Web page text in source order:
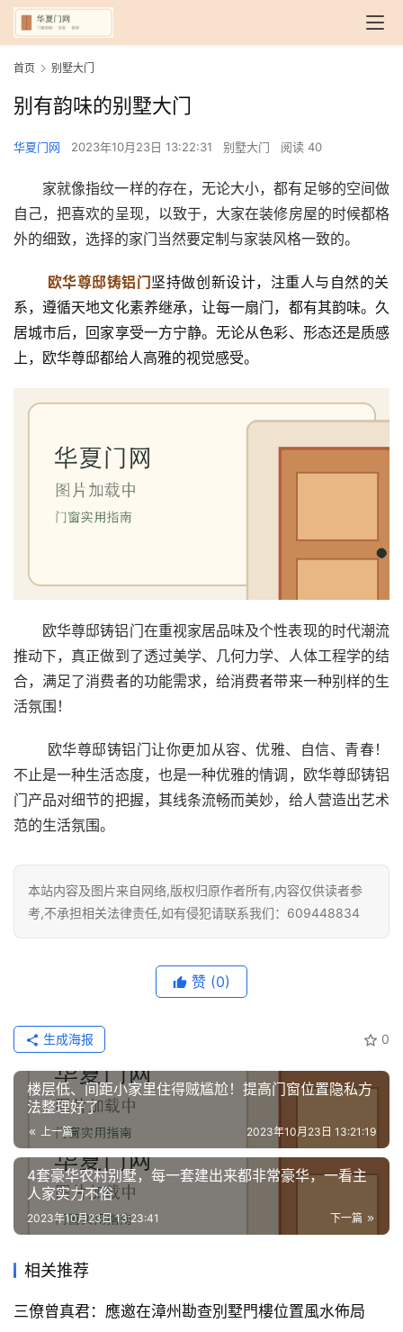
卧
室
卫
生
间
庭
院
铝
门
门
套
安
装
安
装
修
登录
首页 别墅大门
别有韵味的别墅大门
华夏门网 2023年10月23日 13:22:31 别墅大门 阅读 40
家就像指纹一样的存在，无论大小，都有足够的空间做
自己，把喜欢的呈现，以致于，大家在装修房屋的时候都格
外的细致，选择的家门当然要定制与家装风格一致的。
欧华尊邸铸铝门 坚持做创新设计，注重人与自然的关
系，遵循天地文化素养继承，让每一扇门，都有其韵味。久
居城市后，回家享受一方宁静。无论从色彩、形态还是质感
上，欧华尊邸都给人高雅的视觉感受。
欧华尊邸铸铝门在重视家居品味及个性表现的时代潮流
推动下，真正做到了透过美学、几何力学、人体工程学的结
合，满足了消费者的功能需求，给消费者带来一种别样的生
活氛围！
不止是一种生活态度，也是一种优雅的情调，欧华尊邸铸铝
门产品对细节的把握，其线条流畅而美妙，给人营造出艺术
范的生活氛围。
本站内容及图片来自网络,版权归原作者所有,内容仅供读者参
考,不承担相关法律责任,如有侵犯请联系我们：609448834
赞 (0)
0
生成海报
楼层低、间距小家里住得贼尴尬！提高门窗位置隐私方
法整理好了
上一篇 2023年10月23日 13:21:19
4套豪华农村别墅，每一套建出来都非常豪华，一看主
人家实力不俗
下一篇
2023年10月23日 13:23:41
相关推荐
三僚曾真君：應邀在漳州勘查別墅門樓位置風水佈局